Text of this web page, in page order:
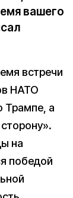
вашего
встречи
НАТО
Трампе, а
на
победой